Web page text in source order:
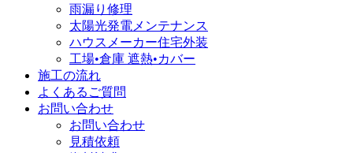
雨漏り修理
太陽光発電メンテナンス
ハウスメーカー住宅外装
工場•倉庫 遮熱•カバー
施工の流れ
よくあるご質問
お問い合わせ
お問い合わせ
見積依頼